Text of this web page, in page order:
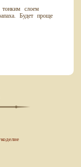
тонким слоем
Будет проще